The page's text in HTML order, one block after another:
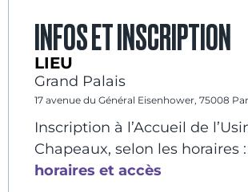
INFOS ET INSCRIPTION
LIEU
Grand Palais
17 avenue du Général Eisenhower, 75008
Inscription à l’Accueil de
Chapeaux, selon les horaires
horaires et accès